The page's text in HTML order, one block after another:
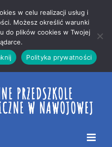
w celu realizacji usług i
Możesz określić warunki
do plików cookies w Twojej
Polityka prywatności